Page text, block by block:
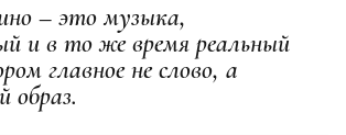
– это музыка,
и в то же время реальный
главное не слово, а
образ.